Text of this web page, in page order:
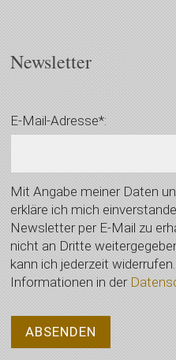
Newsletter
E-Mail-Adresse*:
Mit Angabe meiner Daten
erkläre ich mich
Newsletter per E-Mail zu
nicht an Dritte
kann ich jederzeit
Informationen in der